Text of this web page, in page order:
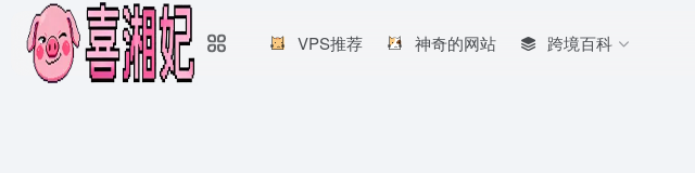
VPS推荐 神奇的网站 跨境百科